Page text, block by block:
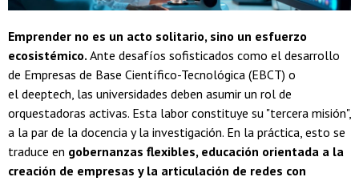
Emprender no es un acto solitario, sino un esfuerzo
ecosistémico. Ante desafíos sofisticados como el desarrollo
de Empresas de Base Científico-Tecnológica (EBCT) o
el deeptech, las universidades deben asumir un rol de
orquestadoras activas. Esta labor constituye su "tercera misión",
a la par de la docencia y la investigación. En la práctica, esto se
traduce en gobernanzas flexibles, educación orientada a la
creación de empresas y la articulación de redes con